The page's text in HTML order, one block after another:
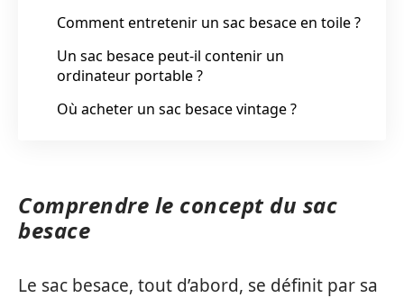
Comment entretenir un sac besace en toile ?
Un sac besace peut-il contenir un
ordinateur portable ?
Où acheter un sac besace vintage ?
Comprendre le concept du sac
besace
Le sac besace, tout d’abord, se définit par sa